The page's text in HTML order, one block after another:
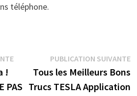
téléphone.
Publication
précédente :
!
PAS
PUBLICATION SUIVANTE
Tous les Meilleurs Bons
Trucs TESLA Application